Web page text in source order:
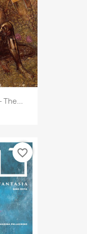
The...
favorite_border